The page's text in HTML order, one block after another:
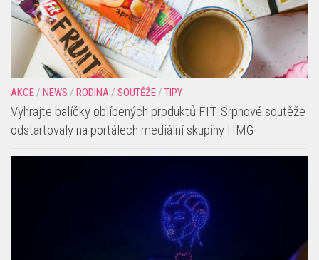
AKCE / NEWS / RODINA / SOUTĚŽE / TIPY
Vyhrajte balíčky oblíbených produktů FIT. Srpnové soutěže
odstartovaly na portálech mediální skupiny HMG